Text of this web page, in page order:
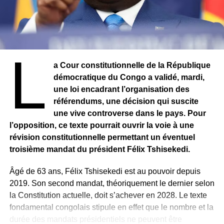
L
a Cour constitutionnelle de la République
démocratique du Congo a validé, mardi,
une loi encadrant l’organisation des
référendums, une décision qui suscite
une vive controverse dans le pays. Pour
l’opposition, ce texte pourrait ouvrir la voie à une
révision constitutionnelle permettant un éventuel
troisième mandat du président Félix Tshisekedi.
Âgé de 63 ans, Félix Tshisekedi est au pouvoir depuis
2019. Son second mandat, théoriquement le dernier selon
la Constitution actuelle, doit s’achever en 2028. Le texte
fondamental congolais stipule en effet que le nombre et la
durée des mandats présidentiels ne peuvent être